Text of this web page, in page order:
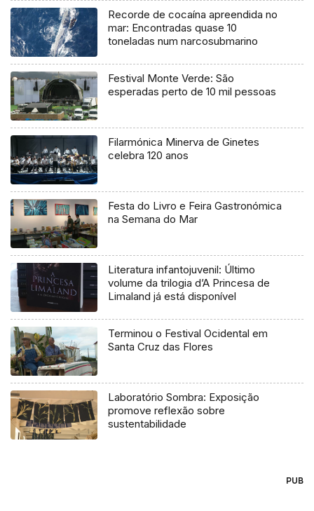
Recorde de cocaína apreendida no
mar: Encontradas quase 10
toneladas num narcosubmarino
Festival Monte Verde: São
esperadas perto de 10 mil pessoas
Filarmónica Minerva de Ginetes
celebra 120 anos
Festa do Livro e Feira Gastronómica
na Semana do Mar
Literatura infantojuvenil: Último
volume da trilogia d’A Princesa de
Limaland já está disponível
Terminou o Festival Ocidental em
Santa Cruz das Flores
Laboratório Sombra: Exposição
promove reflexão sobre
sustentabilidade
PUB